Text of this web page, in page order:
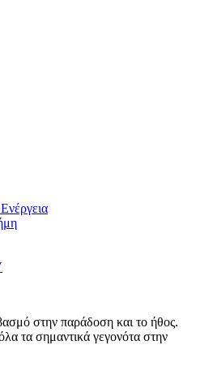
στην παράδοση και το ήθος.
τα σημαντικά γεγονότα στην